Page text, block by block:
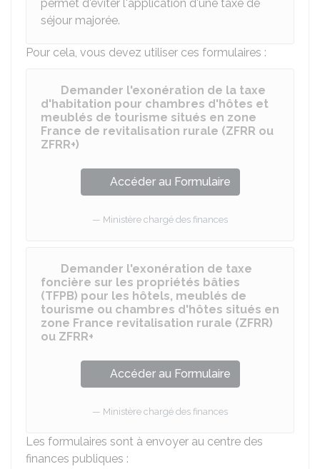
permet d'éviter l'application d'une taxe de
séjour majorée.
Pour cela, vous devez utiliser ces formulaires :
Demander l'exonération de la taxe
d'habitation pour chambres d'hôtes et
meublés de tourisme situés en zone
France de revitalisation rurale (ZFRR ou
ZFRR+)
Accéder au Formulaire
Ministère chargé des finances
Demander l'exonération de taxe
foncière sur les propriétés bâties
(TFPB) pour les hôtels, meublés de
tourisme ou chambres d'hôtes situés en
zone France revitalisation rurale (ZFRR)
ou ZFRR+
Accéder au Formulaire
Ministère chargé des finances
Les formulaires sont à envoyer au centre des
finances publiques :